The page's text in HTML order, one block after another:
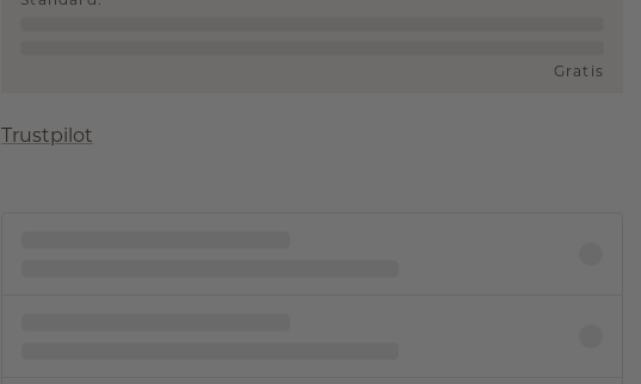
Gratis
Trustpilot